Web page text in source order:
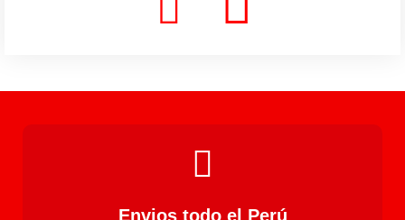
Envios todo el Perú